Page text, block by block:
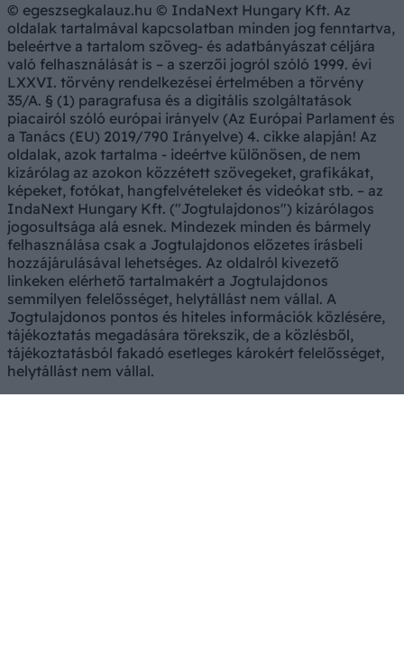
© egeszsegkalauz.hu © IndaNext Hungary Kft. Az
oldalak tartalmával kapcsolatban minden jog fenntartva,
beleértve a tartalom szöveg- és adatbányászat céljára
való felhasználását is – a szerzői jogról szóló 1999. évi
LXXVI. törvény rendelkezései értelmében a törvény
35/A. § (1) paragrafusa és a digitális szolgáltatások
piacairól szóló európai irányelv (Az Európai Parlament és
a Tanács (EU) 2019/790 Irányelve) 4. cikke alapján! Az
oldalak, azok tartalma - ideértve különösen, de nem
kizárólag az azokon közzétett szövegeket, grafikákat,
képeket, fotókat, hangfelvételeket és videókat stb. – az
IndaNext Hungary Kft. ("Jogtulajdonos") kizárólagos
jogosultsága alá esnek. Mindezek minden és bármely
felhasználása csak a Jogtulajdonos előzetes írásbeli
hozzájárulásával lehetséges. Az oldalról kivezető
linkeken elérhető tartalmakért a Jogtulajdonos
semmilyen felelősséget, helytállást nem vállal. A
Jogtulajdonos pontos és hiteles információk közlésére,
tájékoztatás megadására törekszik, de a közlésből,
tájékoztatásból fakadó esetleges károkért felelősséget,
helytállást nem vállal.